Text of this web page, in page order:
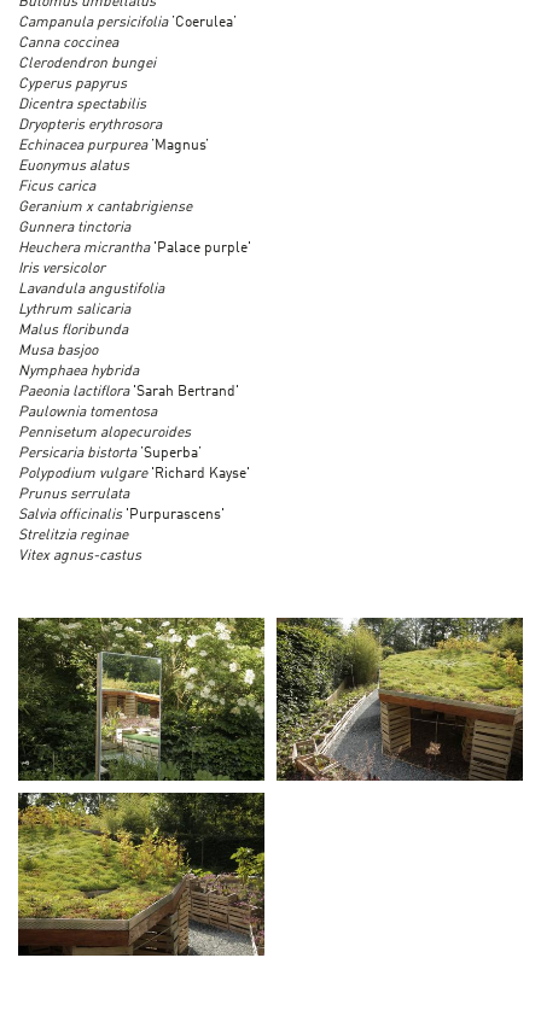
Campanula persicifolia ’Coerulea’
Canna coccinea
Clerodendron bungei
Cyperus papyrus
Dicentra spectabilis
Dryopteris erythrosora
Echinacea purpurea ’Magnus’
Euonymus alatus
Ficus carica
Geranium x cantabrigiense
Gunnera tinctoria
Heuchera micrantha 'Palace purple'
Iris versicolor
Lavandula angustifolia
Lythrum salicaria
Malus floribunda
Musa basjoo
Nymphaea hybrida
Paeonia lactiflora 'Sarah Bertrand'
Paulownia tomentosa
Pennisetum alopecuroides
Persicaria bistorta ’Superba’
Polypodium vulgare 'Richard Kayse'
Prunus serrulata
Salvia officinalis'Purpurascens'
Strelitzia reginae
Vitex agnus-castus